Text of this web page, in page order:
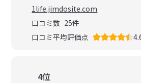
1life.jimdosite.com
口コミ数 25件
口コミ平均評価点
4位